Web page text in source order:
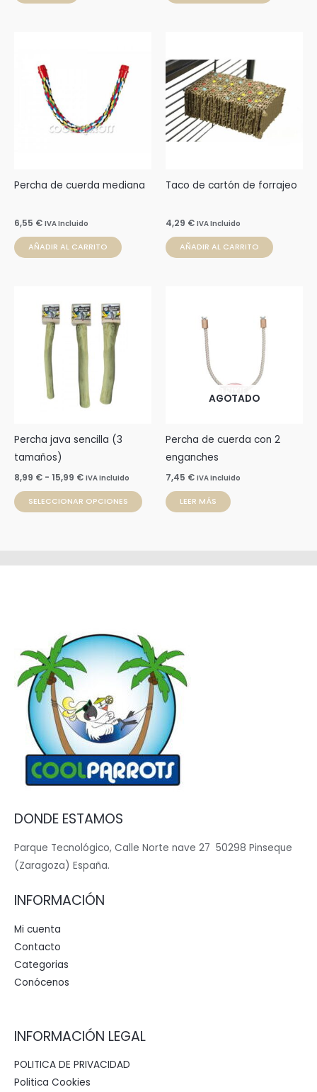
Percha de cuerda mediana
6,55 € IVA Incluido
AÑADIR AL CARRITO
Taco de cartón de forrajeo
4,29 € IVA Incluido
AÑADIR AL CARRITO
Percha java sencilla (3
tamaños)
8,99 € - 15,99 €
de
precios:
desde
8,99 €
hasta
15,99 €
IVA Incluido
SELECCIONAR OPCIONES
pueden
elegir
página
AGOTADO
Percha de cuerda con 2
enganches
7,45 € IVA Incluido
LEER MÁS
DONDE ESTAMOS
Parque Tecnológico, Calle Norte nave 27 50298 Pinseque
(Zaragoza) España.
INFORMACIÓN
Mi cuenta
Contacto
Categorias
Conócenos
INFORMACIÓN LEGAL
POLITICA DE PRIVACIDAD
Politica Cookies